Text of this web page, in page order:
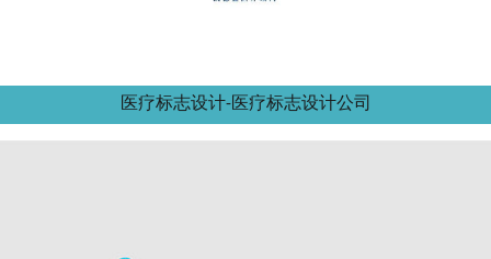
医疗标志设计-医疗标志设计公司